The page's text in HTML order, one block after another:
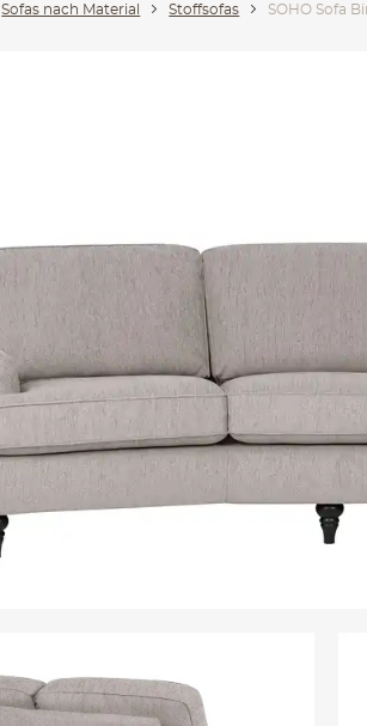
Sofas nach Material Stoffsofas SOHO Sofa